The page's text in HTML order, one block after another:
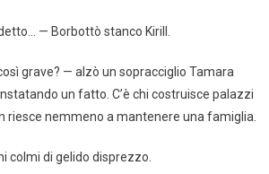
— Borbottò stanco Kirill.
grave? — alzò un sopracciglio Tamara
un fatto. C’è chi costruisce palazzi
riesce nemmeno a mantenere una famiglia.
colmi di gelido disprezzo.